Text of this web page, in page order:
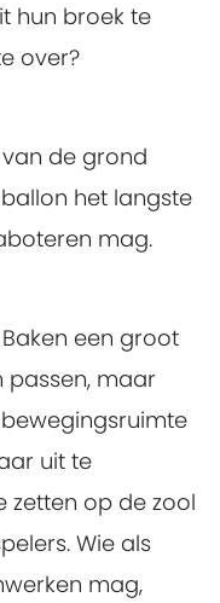
hun broek te
over?
van de grond
het langste
mag.
een groot
passen, maar
uit te
zetten op de zool
Wie als
mag,